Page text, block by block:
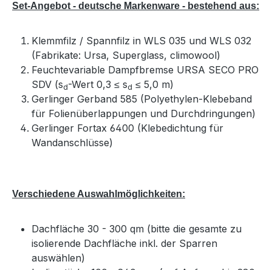
Set-Angebot - deutsche Markenware - bestehend aus:
Klemmfilz / Spannfilz in WLS 035 und WLS 032
(Fabrikate: Ursa, Superglass, climowool)
Feuchtevariable Dampfbremse URSA SECO PRO
SDV (sd-Wert 0,3 ≤ sd ≤ 5,0 m)
Gerlinger Gerband 585 (Polyethylen-Klebeband
für Folienüberlappungen und Durchdringungen)
Gerlinger Fortax 6400 (Klebedichtung für
Wandanschlüsse)
Verschiedene Auswahlmöglichkeiten:
Dachfläche 30 - 300 qm (bitte die gesamte zu
isolierende Dachfläche inkl. der Sparren
auswählen)